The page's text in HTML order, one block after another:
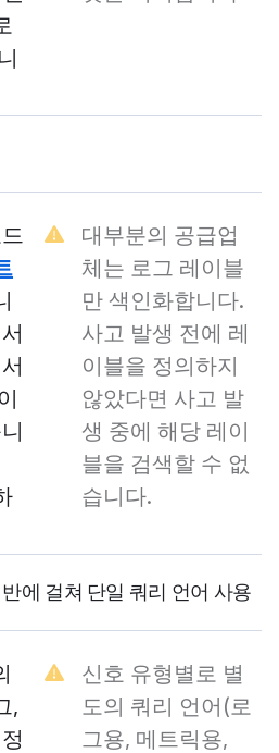
대부분의 공급업
체는 로그 레이블
만 색인화합니다.
사고 발생 전에 레
이블을 정의하지
않았다면 사고 발
생 중에 해당 레이
블을 검색할 수 없
습니다.
에 걸쳐 단일 쿼리 언어 사용
,
신호 유형별로 별
도의 쿼리 언어(로
그용, 메트릭용,